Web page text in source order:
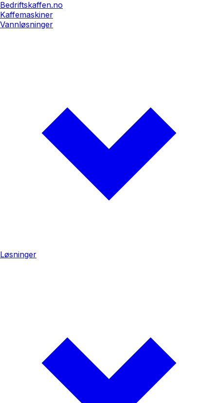
Bedriftskaffen.no
Kaffemaskiner
Vannløsninger
Løsninger